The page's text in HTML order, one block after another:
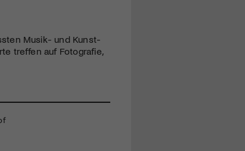
Musik- und Kunst-
treffen auf Fotografie,